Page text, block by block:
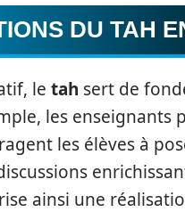
DU TAH
le tah sert de
les
les élèves à
ainsi une